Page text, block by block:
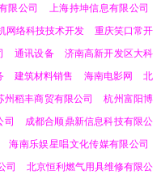
限公司
上海持坤信息有限公司
网络科技技术开发
重庆笑口常开
通讯设备
济南高新开发区大科
建筑材料销售 海南电影网
北
州稻丰商贸有限公司
杭州富阳博
司
成都合顺鼎新信息科技有限公
海南乐娱星唱文化传媒有限公司
司
北京恒利燃气用具维修有限公